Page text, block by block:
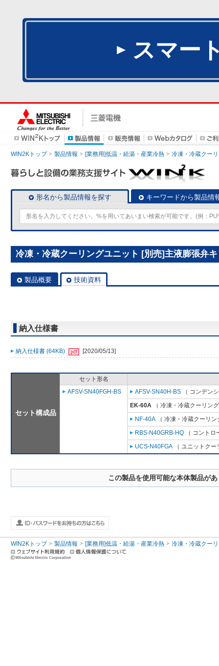
スマー
WIN2Kトップ 製品情報 [業務用]低温・給湯・産業冷熱 冷凍・冷蔵クー
形名から製品情報を探す キーワードから製品情
冷凍・冷蔵クーリングユニット [別売]主液膨張弁
製品概要 技術資料
納入仕様書
納入仕様書 (64KB) [2020/05/13]
セット構成品
セット形名
AFSV-SN40FGH-BS
AFSV-SN40H-BS （ コンデン
EK-60A （ 冷凍・冷蔵クーリン
NF-40A （ 冷凍・冷蔵クーリ
RBS-N40GRB-HQ （ コント
UCS-N40FGA （ ユニットク
この製品を使用可能な本体製品が
WIN2Kトップ 製品情報 [業務用]低温・給湯・産業冷熱 冷凍・冷蔵クー